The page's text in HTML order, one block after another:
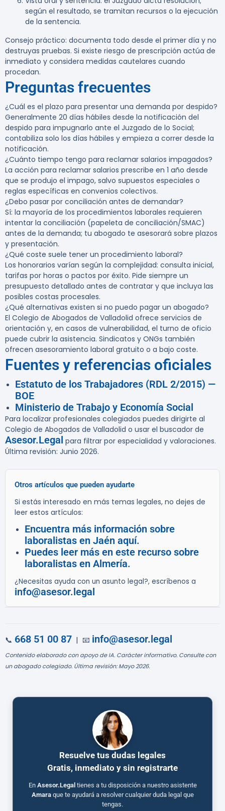
según el resultado, se tramitan recursos o la ejecución
de la sentencia.
Consejo práctico: documenta todo desde el primer día y no
destruyas pruebas. Si existe riesgo de prescripción actúa de
inmediato y considera medidas cautelares cuando
procedan.
Preguntas frecuentes
¿Cuál es el plazo para presentar una demanda por despido?
Generalmente 20 días hábiles desde la notificación del
despido para impugnarlo ante el Juzgado de lo Social;
contabiliza solo los días hábiles y empieza a correr desde la
notificación.
¿Cuánto tiempo tengo para reclamar salarios impagados?
La acción para reclamar salarios prescribe en 1 año desde
que se produjo el impago, salvo supuestos especiales o
reglas específicas en convenios colectivos.
¿Debo pasar por conciliación antes de demandar?
Sí: la mayoría de los procedimientos laborales requieren
intentar la conciliación (papeleta de conciliación/SMAC)
antes de la demanda; tu abogado te asesorará sobre plazos
y presentación.
¿Qué coste suele tener un procedimiento laboral?
Los honorarios varían según la complejidad: consulta inicial,
tarifas por horas o pactos por éxito. Pide siempre un
presupuesto detallado antes de contratar y que incluya las
posibles costas procesales.
¿Qué alternativas existen si no puedo pagar un abogado?
El Colegio de Abogados de Valladolid ofrece servicios de
orientación y, en casos de vulnerabilidad, el turno de oficio
puede cubrir la asistencia. Sindicatos y ONGs también
ofrecen asesoramiento laboral gratuito o a bajo coste.
Fuentes y referencias oficiales
Estatuto de los Trabajadores (RDL 2/2015) —
BOE
Ministerio de Trabajo y Economía Social
Para localizar profesionales colegiados puedes dirigirte al
Colegio de Abogados de Valladolid o usar el buscador de
Asesor.Legal para filtrar por especialidad y valoraciones.
Última revisión: Junio 2026.
Otros artículos que pueden ayudarte
Si estás interesado en más temas legales, no dejes de
leer estos artículos:
Encuentra más información sobre
laboralistas en Jaén aquí.
Puedes leer más en este recurso sobre
laboralistas en Almería.
¿Necesitas ayuda con un asunto legal?, escríbenos a
info@asesor.legal
📞 668 51 00 87 | 📧 info@asesor.legal
Contenido elaborado con apoyo de IA. Carácter informativo. Consulte con
un abogado colegiado. Última revisión: Mayo 2026.
Resuelve tus dudas legales
Gratis, inmediato y sin registrarte
En Asesor.Legal tienes a tu disposición a nuestro asistente
Amaraque te ayudará a resolver cualquier duda legal que
tengas.